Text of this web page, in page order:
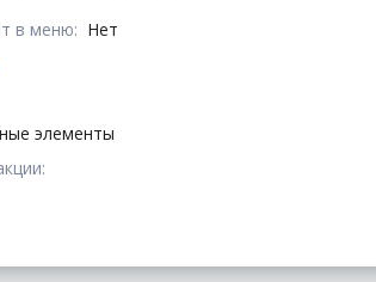
в меню: Нет
элементы